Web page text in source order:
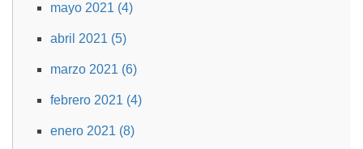
mayo 2021 (4)
abril 2021 (5)
marzo 2021 (6)
febrero 2021 (4)
enero 2021 (8)